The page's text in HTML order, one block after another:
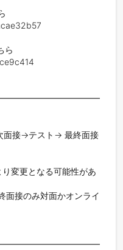
ら
面接→テスト→ 最終面接
変更となる可能性があ
面接のみ対面かオンライ